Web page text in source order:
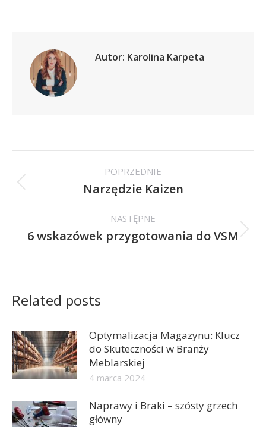
Autor: Karolina Karpeta
Nawigacja
wpisów
POPRZEDNIE
Poprzedni
Narzędzie Kaizen
NASTĘPNE
Następny
6 wskazówek przygotowania do VSM
Related posts
Optymalizacja Magazynu: Klucz
do Skuteczności w Branży
Meblarskiej
4 marca 2024
Naprawy i Braki – szósty grzech
główny